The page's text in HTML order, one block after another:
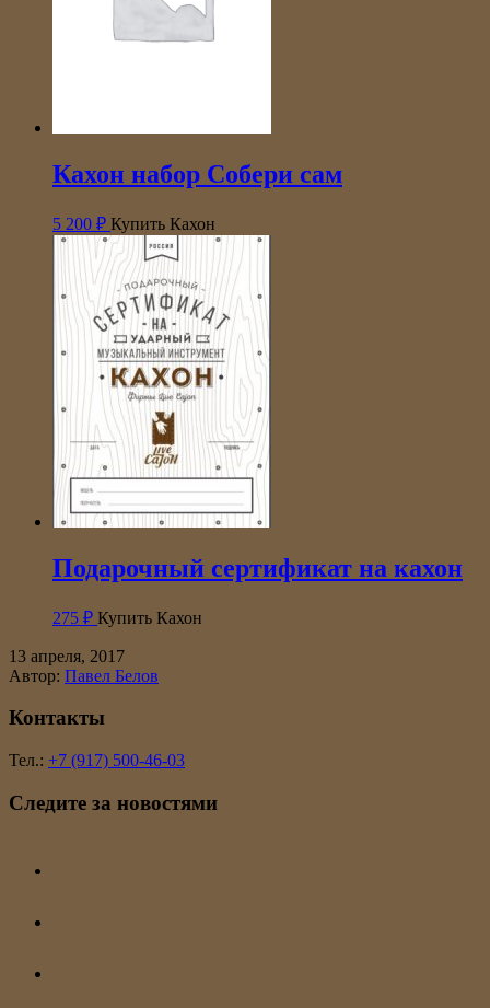
Кахон набор Собери сам
5 200 ₽ Купить Кахон
Подарочный сертификат на кахон
275 ₽ Купить Кахон
13 апреля, 2017
Автор: Павел Белов
Контакты
Тел.: +7 (917) 500-46-03
Следите за новостями